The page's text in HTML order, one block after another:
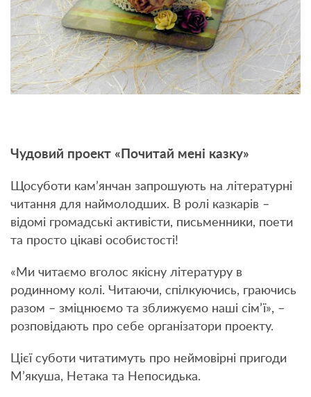
Чудовий проект «Почитай мені казку»
Щосуботи кам’янчан запрошують на літературні
читання для наймолодших. В ролі казкарів –
відомі громадські активісти, письменники, поети
та просто цікаві особистості!
«Ми читаємо вголос якісну літературу в
родинному колі. Читаючи, спілкуючись, граючись
разом – зміцнюємо та зближуємо наші сім’ї», –
розповідають про себе організатори проекту.
Цієї суботи читатимуть про неймовірні пригоди
М’якуша, Нетака та Непосидька.